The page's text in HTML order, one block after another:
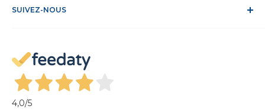
FAQ
S'identifier
Magazine
SUIVEZ-NOUS
4,0/5